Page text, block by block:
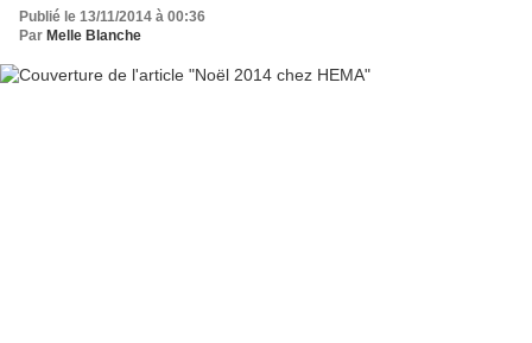
Publié le 13/11/2014 à 00:36
Par Melle Blanche